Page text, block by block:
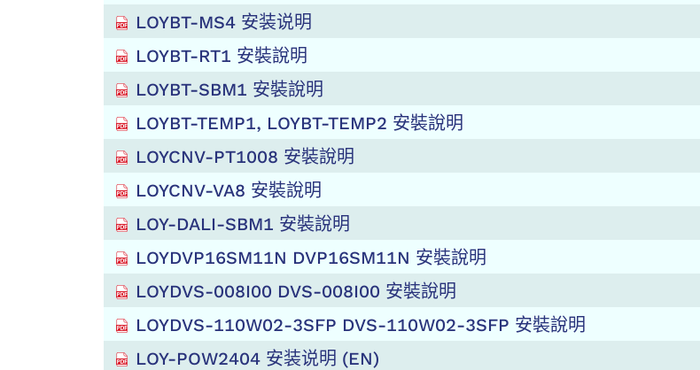
LOYBT-MS4 安装说明
LOYBT-RT1 安裝說明
LOYBT-SBM1 安裝說明
LOYBT-TEMP1, LOYBT-TEMP2 安裝說明
LOYCNV-PT1008 安裝說明
LOYCNV-VA8 安裝說明
LOY-DALI-SBM1 安裝說明
LOYDVP16SM11N DVP16SM11N 安裝說明
LOYDVS-008I00 DVS-008I00 安裝說明
LOYDVS-110W02-3SFP DVS-110W02-3SFP 安裝說明
LOY-POW2404 安装说明 (EN)